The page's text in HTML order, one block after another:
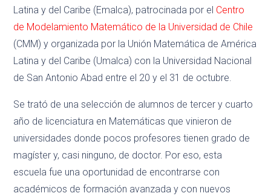
Latina y del Caribe (Emalca), patrocinada por el Centro
de Modelamiento Matemático de la Universidad de Chile
(CMM) y organizada por la Unión Matemática de América
Latina y del Caribe (Umalca) con la Universidad Nacional
de San Antonio Abad entre el 20 y el 31 de octubre.
Se trató de una selección de alumnos de tercer y cuarto
año de licenciatura en Matemáticas que vinieron de
universidades donde pocos profesores tienen grado de
magíster y, casi ninguno, de doctor. Por eso, esta
escuela fue una oportunidad de encontrarse con
académicos de formación avanzada y con nuevos